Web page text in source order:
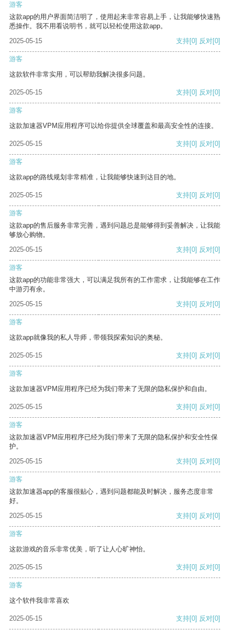
游客
这款app的用户界面简洁明了，使用起来非常容易上手，让我能够快速熟
悉操作。我不用看说明书，就可以轻松使用这款app。
2025-05-15
支持[0] 反对[0]
游客
这款软件非常实用，可以帮助我解决很多问题。
2025-05-15 支持[0] 反对[0]
游客
这款加速器VPM应用程序可以给你提供全球覆盖和最高安全性的连接。
2025-05-15 支持[0] 反对[0]
游客
这款app的路线规划非常精准，让我能够快速到达目的地。
2025-05-15 支持[0] 反对[0]
游客
这款app的售后服务非常完善，遇到问题总是能够得到妥善解决，让我能
够放心购物。
2025-05-15
支持[0] 反对[0]
游客
这款app的功能非常强大，可以满足我所有的工作需求，让我能够在工作
中游刃有余。
2025-05-15
支持[0] 反对[0]
游客
这款app就像我的私人导师，带领我探索知识的奥秘。
2025-05-15 支持[0] 反对[0]
游客
这款加速器VPM应用程序已经为我们带来了无限的隐私保护和自由。
2025-05-15 支持[0] 反对[0]
游客
这款加速器VPM应用程序已经为我们带来了无限的隐私保护和安全性保
护。
2025-05-15
支持[0] 反对[0]
游客
这款加速器app的客服很贴心，遇到问题都能及时解决，服务态度非常
好。
2025-05-15
支持[0] 反对[0]
游客
这款游戏的音乐非常优美，听了让人心旷神怡。
2025-05-15 支持[0] 反对[0]
游客
这个软件我非常喜欢
2025-05-15 支持[0] 反对[0]